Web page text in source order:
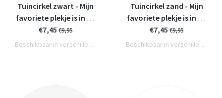
Tuincirkel zwart - Mijn
favoriete plekje is in de
zon
€7,45 €9,95
Beschikbaar in verschillende varianten
Tuincirkel zand - Mijn
favoriete plekje is in de
zon
€7,45 €9,95
Beschikbaar in verschillende varianten